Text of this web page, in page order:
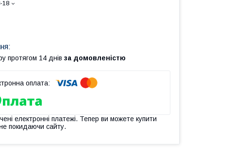
18
протягом 14 днів за домовленістю
електронні платежі. Тепер ви можете купити
покидаючи сайту.